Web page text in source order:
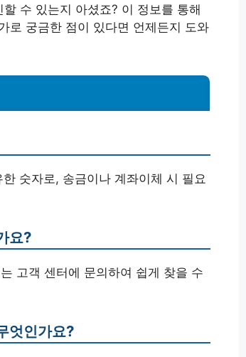
수 있는지 아셨죠? 이 정보를 통해
로 궁금한 점이 있다면 언제든지 도와
숫자로, 송금이나 계좌이체 시 필요
요?
고객 센터에 문의하여 쉽게 찾을 수
엇인가요?